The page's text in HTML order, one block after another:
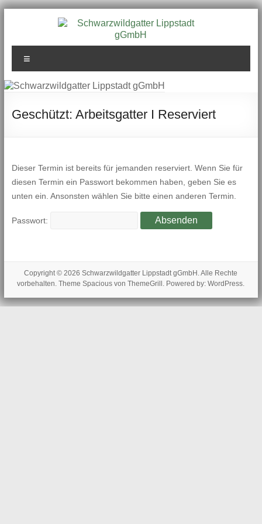
Schwarzwildgatter
Lippstadt gGmbH
Geschützt: Arbeitsgatter I Reserviert
Dieser Termin ist bereits für jemanden reserviert. Wenn Sie für
diesen Termin ein Passwort bekommen haben, geben Sie es
unten ein. Ansonsten wählen Sie bitte einen anderen Termin.
Passwort:
Copyright © 2026Schwarzwildgatter Lippstadt gGmbH . Alle Rechte
vorbehalten. ThemeSpacious von ThemeGrill. Powered by:WordPress.